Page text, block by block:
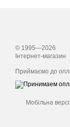
© 1995—2026
Інтернет-магазин
Приймаємо до
Мобільна